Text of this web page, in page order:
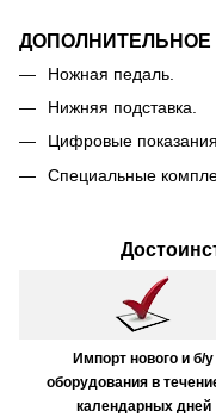
ДОПОЛНИТЕЛЬНОЕ
Ножная педаль.
Нижняя подставка.
Цифровые
Специальные
Импорт нового и б/у
оборудования в
календарных дней